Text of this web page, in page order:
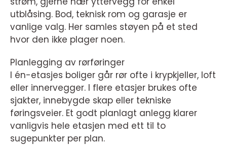
utblåsing. Bod, teknisk rom og garasje er
vanlige valg. Her samles støyen på et sted
hvor den ikke plager noen.
Planlegging av rørføringer
I én-etasjes boliger går rør ofte i krypkjeller, loft
eller innervegger. I flere etasjer brukes ofte
sjakter, innebygde skap eller tekniske
føringsveier. Et godt planlagt anlegg klarer
vanligvis hele etasjen med ett til to
sugepunkter per plan.